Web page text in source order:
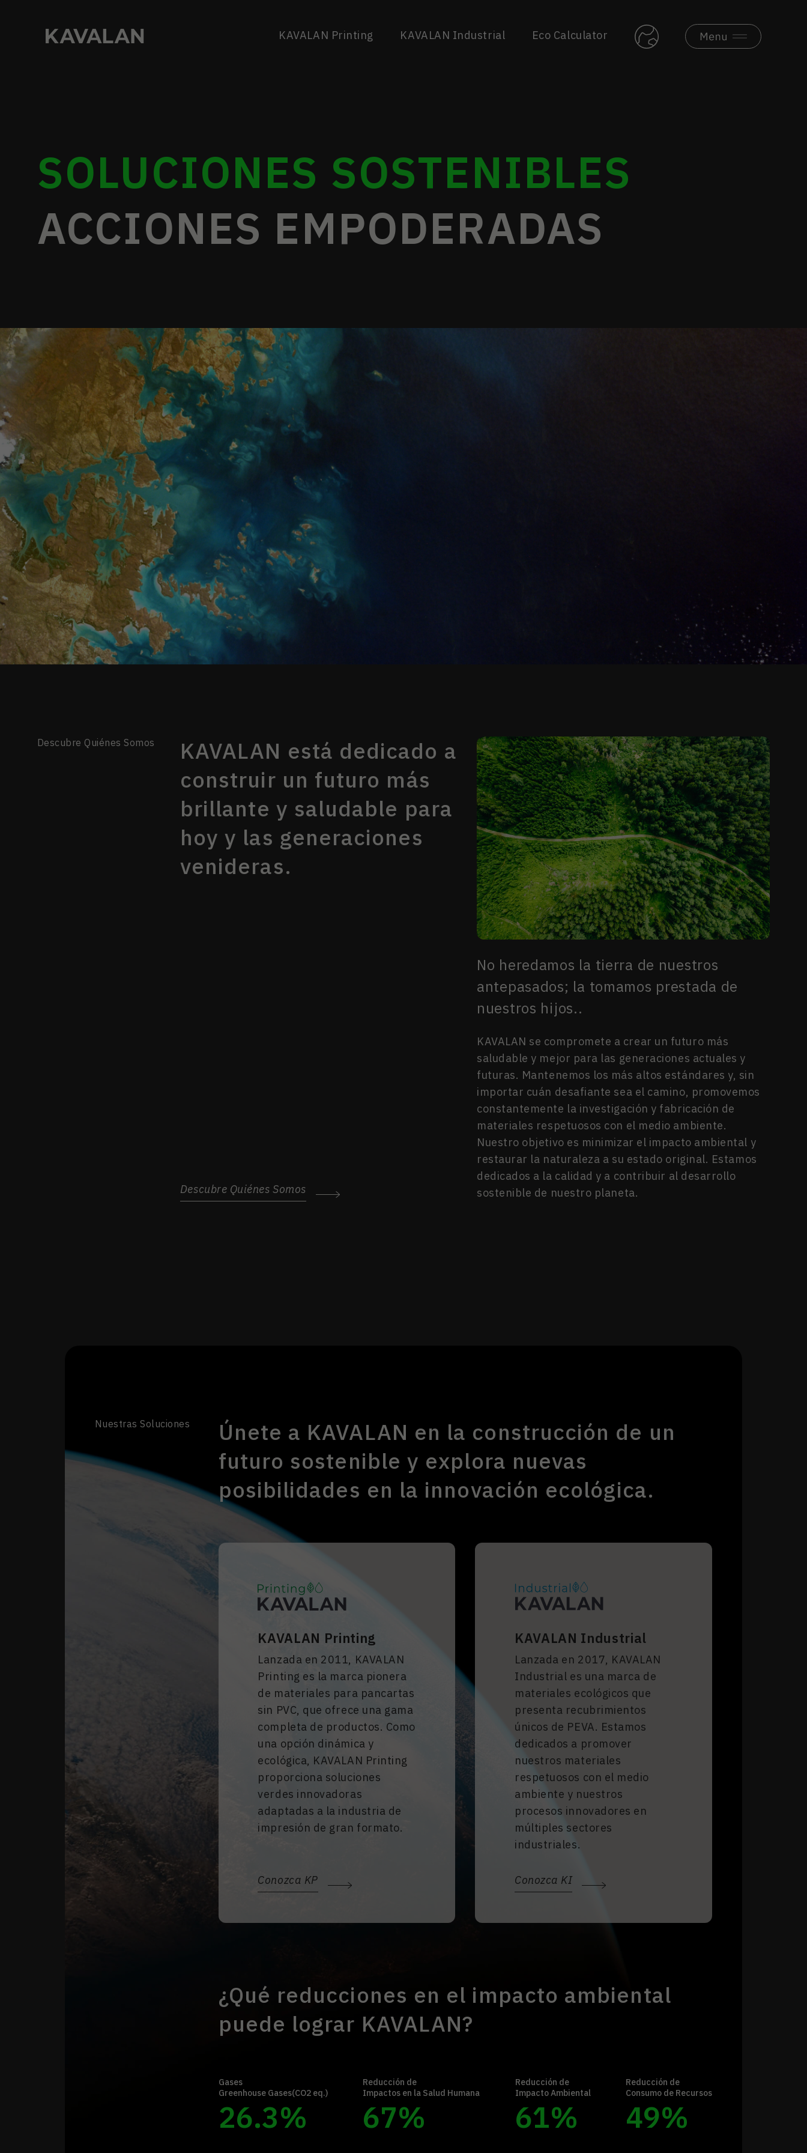
KAVALAN Printing KAVALAN Industrial Eco Calculator
SOLUCIONES SOSTENIBLES
ACCIONES EMPODERADAS
Descubre Quiénes Somos
KAVALAN está dedicado a
construir un futuro más
brillante y saludable para
hoy y las generaciones
venideras.
Descubre Quiénes Somos
No heredamos la tierra de nuestros
antepasados; la tomamos prestada de
nuestros hijos..
KAVALAN se compromete a crear un futuro más
saludable y mejor para las generaciones actuales y
futuras. Mantenemos los más altos estándares y, sin
importar cuán desafiante sea el camino, promovemos
constantemente la investigación y fabricación de
materiales respetuosos con el medio ambiente.
Nuestro objetivo es minimizar el impacto ambiental y
restaurar la naturaleza a su estado original. Estamos
dedicados a la calidad y a contribuir al desarrollo
sostenible de nuestro planeta.
Nuestras Soluciones
Únete a KAVALAN en la construcción de un
futuro sostenible y explora nuevas
posibilidades en la innovación ecológica.
KAVALAN Printing
Lanzada en 2011, KAVALAN
Printing es la marca pionera
de materiales para pancartas
sin PVC, que ofrece una gama
completa de productos. Como
una opción dinámica y
ecológica, KAVALAN Printing
proporciona soluciones
verdes innovadoras
adaptadas a la industria de
impresión de gran formato.
Conozca KP
KAVALAN Industrial
Lanzada en 2017, KAVALAN
Industrial es una marca de
materiales ecológicos que
presenta recubrimientos
únicos de PEVA. Estamos
dedicados a promover
nuestros materiales
respetuosos con el medio
ambiente y nuestros
procesos innovadores en
múltiples sectores
industriales.
Conozca KI
¿Qué reducciones en el impacto ambiental
puede lograr KAVALAN?
Gases
Greenhouse Gases(CO2 eq.)
26.3%
Reducción de
Impactos en la Salud Humana
67%
Reducción de
Impacto Ambiental
61%
Reducción de
Consumo de Recursos
49%